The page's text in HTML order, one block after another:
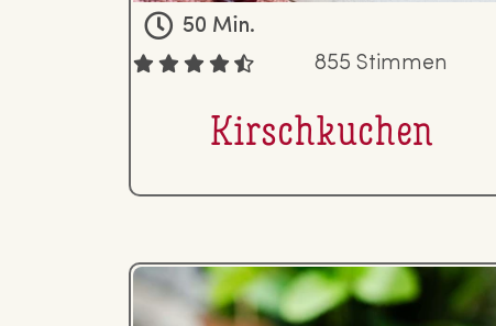
50 Min.
855 Stimmen
Kirsch­ku­chen